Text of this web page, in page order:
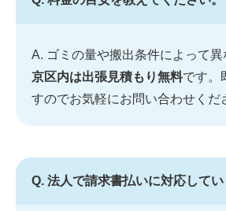
A. ゴミの量や搬出条件によって異
京区内は出張見積もり無料です。
すのでお気軽にお問い合わせくだ
Q. 法人で請求書払いに対応してい